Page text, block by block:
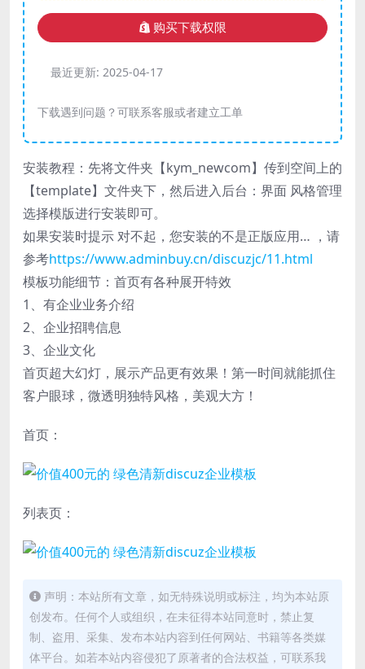
购买下载权限
最近更新: 2025-04-17
下载遇到问题？可联系客服或者建立工单
安装教程：先将文件夹【kym_newcom】传到空间上的
【template】文件夹下，然后进入后台：界面 风格管理
选择模版进行安装即可。
如果安装时提示 对不起，您安装的不是正版应用… ，请
参考https://www.adminbuy.cn/discuzjc/11.html
模板功能细节：首页有各种展开特效
1、有企业业务介绍
2、企业招聘信息
3、企业文化
首页超大幻灯，展示产品更有效果！第一时间就能抓住
客户眼球，微透明独特风格，美观大方！
首页：
列表页：
声明：本站所有文章，如无特殊说明或标注，均为本站原
创发布。任何个人或组织，在未征得本站同意时，禁止复
制、盗用、采集、发布本站内容到任何网站、书籍等各类媒
体平台。如若本站内容侵犯了原著者的合法权益，可联系我